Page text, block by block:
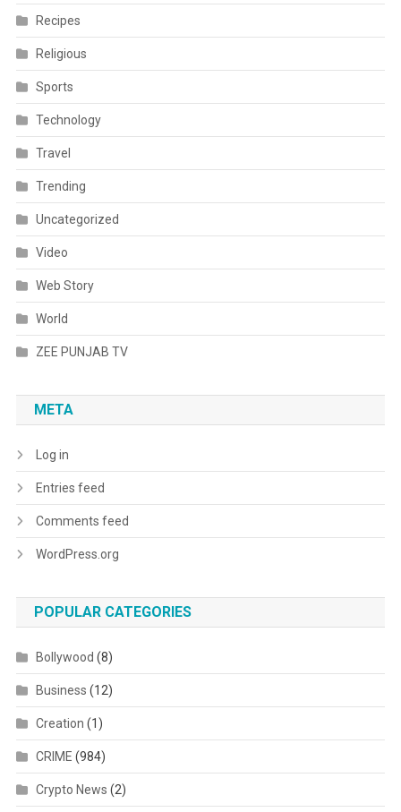
Recipes
Religious
Sports
Technology
Travel
Trending
Uncategorized
Video
Web Story
World
ZEE PUNJAB TV
META
Log in
Entries feed
Comments feed
WordPress.org
POPULAR CATEGORIES
Bollywood (8)
Business (12)
Creation (1)
CRIME (984)
Crypto News (2)